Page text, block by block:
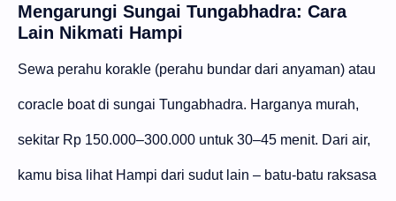
Mengarungi Sungai Tungabhadra: Cara
Lain Nikmati Hampi
Sewa perahu korakle (perahu bundar dari anyaman) atau
coracle boat di sungai Tungabhadra. Harganya murah,
sekitar Rp 150.000–300.000 untuk 30–45 menit. Dari air,
kamu bisa lihat Hampi dari sudut lain – batu-batu raksasa